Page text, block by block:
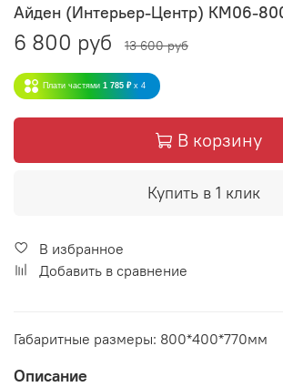
Айден (Интерьер-Центр) КМ06-
6 800 руб 13 600 руб
Плати частями 1 785 ₽ x 4
В корзину
Купить в 1 клик
В избранное
Добавить в сравнение
Габаритные размеры: 800*400*770мм
Описание